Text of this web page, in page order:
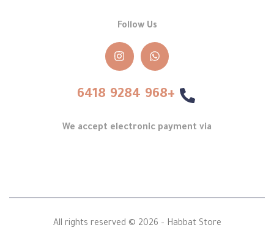
Follow Us
+968 9284 6418
We accept electronic payment via
All rights reserved © 2026 – Habbat Store